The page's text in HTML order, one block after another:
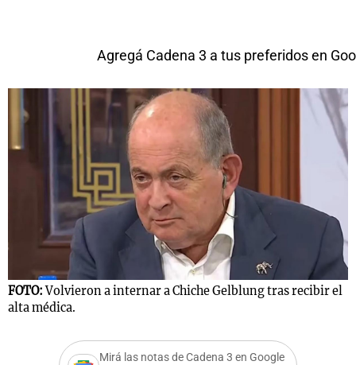
Agregá Cadena 3 a tus preferidos en
FOTO:Volvieron a internar a Chiche Gelblung tras recibir el
alta médica.
Mirá las notas de Cadena 3 en Google